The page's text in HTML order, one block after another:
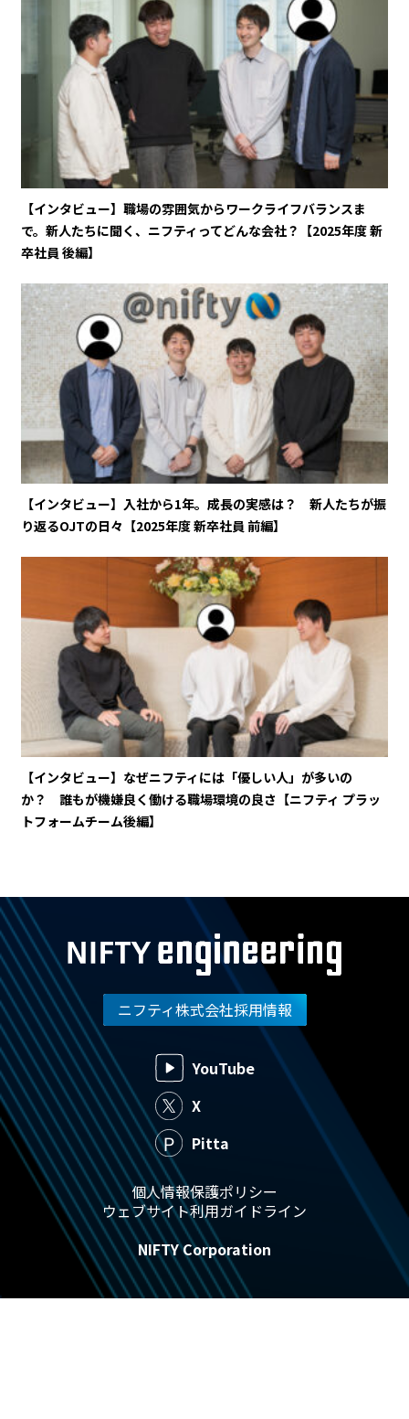
【インタビュー】職場の雰囲気からワークライフバランスま
で。新人たちに聞く、ニフティってどんな会社？【2025年度 新
卒社員 後編】
【インタビュー】入社から1年。成長の実感は？ 新人たちが振
り返るOJTの日々【2025年度 新卒社員 前編】
【インタビュー】なぜニフティには「優しい人」が多いの
か？ 誰もが機嫌良く働ける職場環境の良さ【ニフティ プラッ
トフォームチーム後編】
ニフティ株式会社採用情報
YouTube
X
Pitta
個人情報保護ポリシー
ウェブサイト利用ガイドライン
NIFTY Corporation